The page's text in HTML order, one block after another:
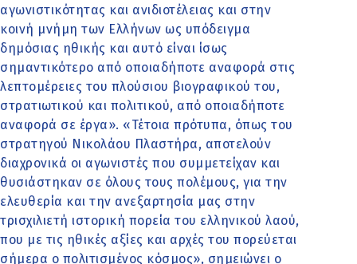
αγωνιστικότητας και ανιδιοτέλειας και στην
κοινή μνήμη των Ελλήνων ως υπόδειγμα
δημόσιας ηθικής και αυτό είναι ίσως
σημαντικότερο από οποιαδήποτε αναφορά στις
λεπτομέρειες του πλούσιου βιογραφικού του,
στρατιωτικού και πολιτικού, από οποιαδήποτε
αναφορά σε έργα». «Τέτοια πρότυπα, όπως του
στρατηγού Νικολάου Πλαστήρα, αποτελούν
διαχρονικά οι αγωνιστές που συμμετείχαν και
θυσιάστηκαν σε όλους τους πολέμους, για την
ελευθερία και την ανεξαρτησία μας στην
τρισχιλιετή ιστορική πορεία του ελληνικού λαού,
που με τις ηθικές αξίες και αρχές του πορεύεται
σήμερα ο πολιτισμένος κόσμος», σημειώνει ο